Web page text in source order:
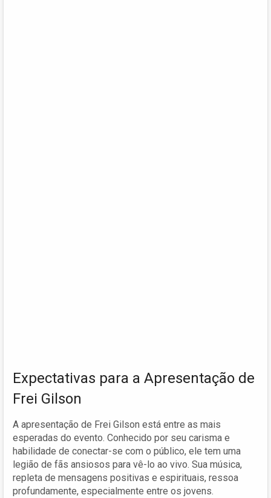
Expectativas para a Apresentação de
Frei Gilson
A apresentação de Frei Gilson está entre as mais
esperadas do evento. Conhecido por seu carisma e
habilidade de conectar-se com o público, ele tem uma
legião de fãs ansiosos para vê-lo ao vivo. Sua música,
repleta de mensagens positivas e espirituais, ressoa
profundamente, especialmente entre os jovens.